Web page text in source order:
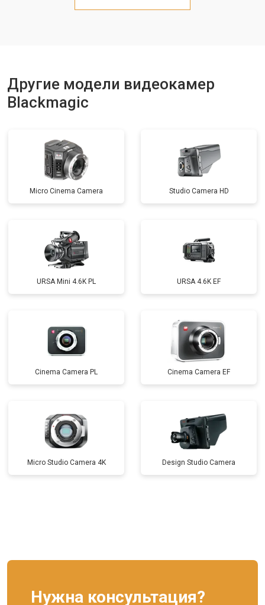
Другие модели видеокамер
Blackmagic
Micro Cinema Camera Studio Camera HD
URSA Mini 4.6K PL URSA 4.6K EF
Cinema Camera PL Cinema Camera EF
Micro Studio Camera 4K Design Studio Camera
Нужна консультация?